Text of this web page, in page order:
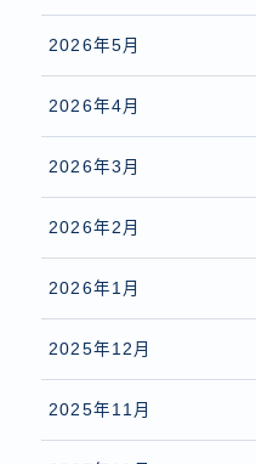
2026年5月
2026年4月
2026年3月
2026年2月
2026年1月
2025年12月
2025年11月